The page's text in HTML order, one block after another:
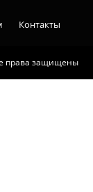
права защищены
Контакты